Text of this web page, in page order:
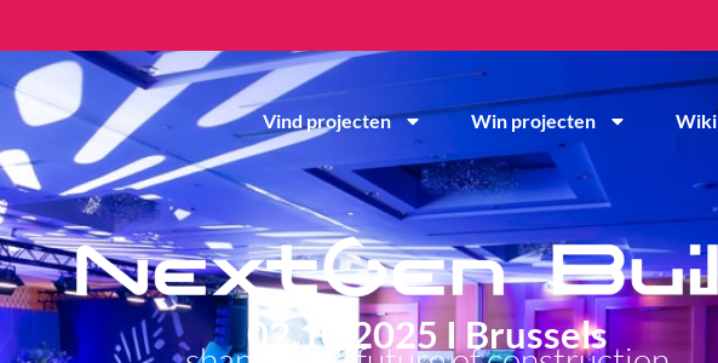
Vind projecten Win projecten Wiki
02.10.2025 I Brussels